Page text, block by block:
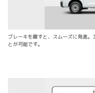
ブレーキを離すと、スムーズに発進
とが可能です。